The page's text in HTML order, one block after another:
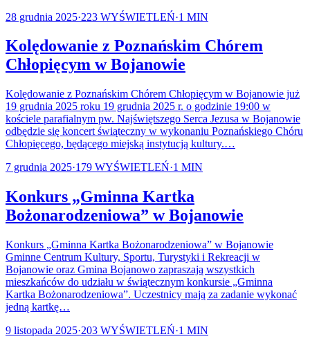
28 grudnia 2025·223 WYŚWIETLEŃ·1 MIN
Kolędowanie z Poznańskim Chórem
Chłopięcym w Bojanowie
Kolędowanie z Poznańskim Chórem Chłopięcym w Bojanowie już
19 grudnia 2025 roku 19 grudnia 2025 r. o godzinie 19:00 w
kościele parafialnym pw. Najświętszego Serca Jezusa w Bojanowie
odbędzie się koncert świąteczny w wykonaniu Poznańskiego Chóru
Chłopięcego, będącego miejską instytucją kultury.…
7 grudnia 2025·179 WYŚWIETLEŃ·1 MIN
Konkurs „Gminna Kartka
Bożonarodzeniowa” w Bojanowie
Konkurs „Gminna Kartka Bożonarodzeniowa” w Bojanowie
Gminne Centrum Kultury, Sportu, Turystyki i Rekreacji w
Bojanowie oraz Gmina Bojanowo zapraszają wszystkich
mieszkańców do udziału w świątecznym konkursie „Gminna
Kartka Bożonarodzeniowa”. Uczestnicy mają za zadanie wykonać
jedną kartkę…
9 listopada 2025·203 WYŚWIETLEŃ·1 MIN